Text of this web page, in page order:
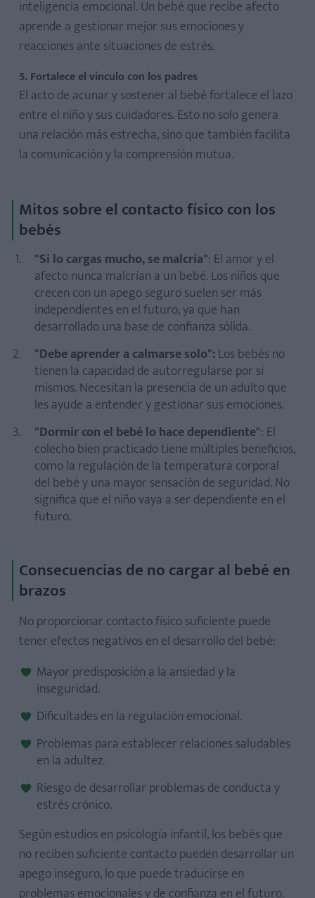
inteligencia emocional. Un bebé que recibe afecto
aprende a gestionar mejor sus emociones y
reacciones ante situaciones de estrés.
5. Fortalece el vínculo con los padres
El acto de acunar y sostener al bebé fortalece el lazo
entre el niño y sus cuidadores. Esto no solo genera
una relación más estrecha, sino que también facilita
la comunicación y la comprensión mutua.
Mitos sobre el contacto físico con los
bebés
"Si lo cargas mucho, se malcría": El amor y el
afecto nunca malcrían a un bebé. Los niños que
crecen con un apego seguro suelen ser más
independientes en el futuro, ya que han
desarrollado una base de confianza sólida.
"Debe aprender a calmarse solo":Los bebés no
tienen la capacidad de autorregularse por sí
mismos. Necesitan la presencia de un adulto que
les ayude a entender y gestionar sus emociones.
"Dormir con el bebé lo hace dependiente": El
colecho bien practicado tiene múltiples beneficios,
como la regulación de la temperatura corporal
del bebé y una mayor sensación de seguridad. No
significa que el niño vaya a ser dependiente en el
futuro.
Consecuencias de no cargar al bebé en
brazos
No proporcionar contacto físico suficiente puede
tener efectos negativos en el desarrollo del bebé:
Mayor predisposición a la ansiedad y la
inseguridad.
Dificultades en la regulación emocional.
Problemas para establecer relaciones saludables
en la adultez.
Riesgo de desarrollar problemas de conducta y
estrés crónico.
Según estudios en psicología infantil, los bebés que
no reciben suficiente contacto pueden desarrollar un
apego inseguro, lo que puede traducirse en
problemas emocionales y de confianza en el futuro.